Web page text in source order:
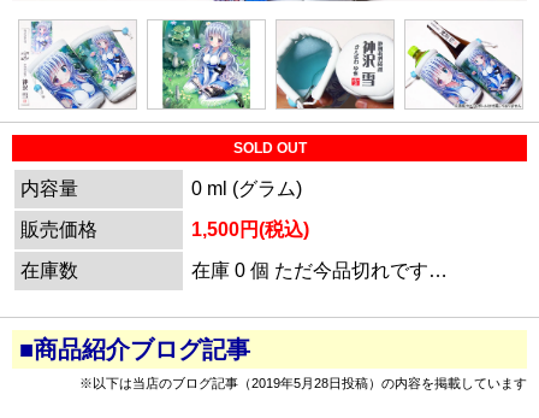
SOLD OUT
内容量
0 ml (グラム)
販売価格
1,500円(税込)
在庫数
在庫 0 個 ただ今品切れです…
■商品紹介ブログ記事
※以下は当店のブログ記事（2019年5月28日投稿）の内容を掲載しています